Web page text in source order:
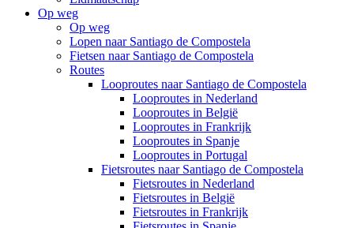
Op weg
Op weg
Lopen naar Santiago de Compostela
Fietsen naar Santiago de Compostela
Routes
Looproutes naar Santiago de Compostela
Looproutes in Nederland
Looproutes in België
Looproutes in Frankrijk
Looproutes in Spanje
Looproutes in Portugal
Fietsroutes naar Santiago de Compostela
Fietsroutes in Nederland
Fietsroutes in België
Fietsroutes in Frankrijk